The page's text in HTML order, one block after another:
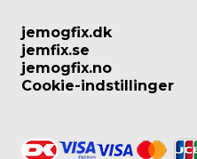
jemogfix.dk
jemfix.se
jemogfix.no
Cookie-indstillinger